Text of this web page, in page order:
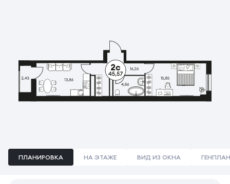
ПЛАНИРОВКА НА ЭТАЖЕ ВИД ИЗ ОКНА ГЕНПЛАН